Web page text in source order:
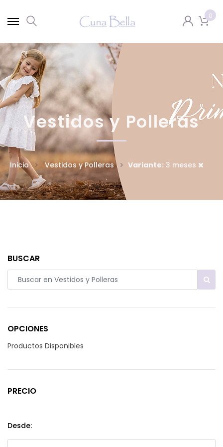
0
Vestidos y Polleras
Inicio Vestidos y Polleras Variante: 3 meses
BUSCAR
OPCIONES
Productos Disponibles
PRECIO
Desde: